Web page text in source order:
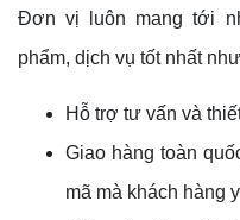
Đơn vị luôn mang tới
phẩm, dịch vụ tốt nhất
Hỗ trợ tư vấn và
Giao hàng toàn
mã mà khách hàng